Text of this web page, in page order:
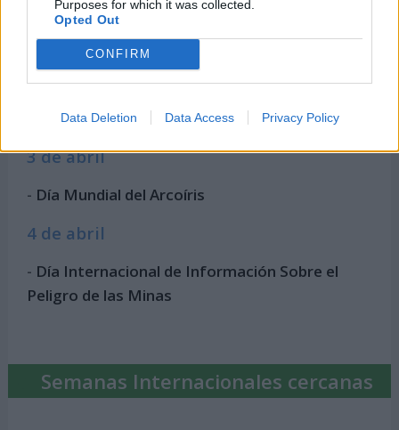
Purposes for which it was collected.
Opted Out
CONFIRM
Data Deletion Data Access Privacy Policy
2 de abril
Día Mundial de Concienciación sobre el
Autismo
Día Internacional del Libro Infantil
3 de abril
- Día Mundial del Arcoíris
4 de abril
- Día Internacional de Información Sobre el
Peligro de las Minas
Semanas Internacionales cercanas